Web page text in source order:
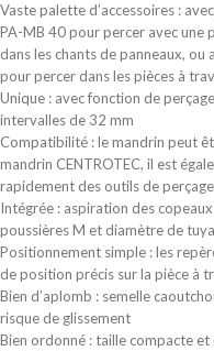
Vaste palette d’accessoires :
PA-MB 40 pour percer avec une
dans les chants de panneaux,
pour percer dans les pièces à
Unique : avec fonction de
intervalles de 32 mm
Compatibilité : le mandrin peut
mandrin CENTROTEC, il est
rapidement des outils de perçage
Intégrée : aspiration des
poussières M et diamètre de
Positionnement simple : les
de position précis sur la pièce à
Bien d’aplomb : semelle
risque de glissement
Bien ordonné : taille compacte